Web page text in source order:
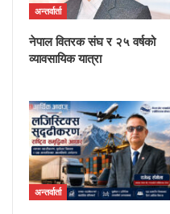
अन्तर्वार्ता
नेपाल वितरक संघ र २५ वर्षको
व्यावसायिक यात्रा
अन्तर्वार्ता